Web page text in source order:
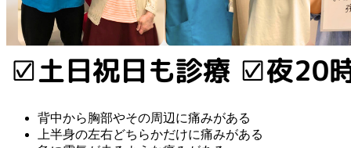
背中から胸部やその周辺に痛みがある
上半身の左右どちらかだけに痛みがある